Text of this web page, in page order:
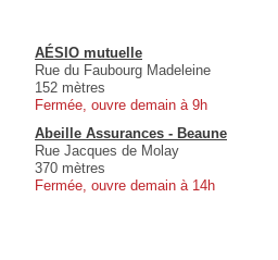
AÉSIO mutuelle
Rue du Faubourg Madeleine
152 mètres
Fermée, ouvre demain à 9h
Abeille Assurances - Beaune
Rue Jacques de Molay
370 mètres
Fermée, ouvre demain à 14h